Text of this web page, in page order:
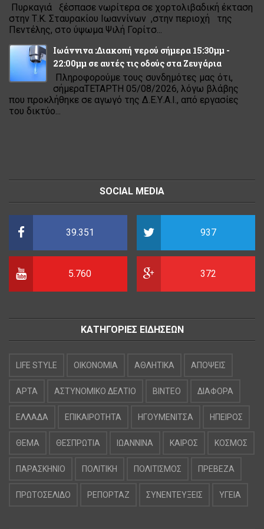
Πυρκαγιά ξέσπασε νωρίτερα σε χορτολιβαδική έκταση
στην Τ.Κ. Σταυρακίου Ιωαννίνων ,στην περιοχή της
Πεντέλης, στο ύψωμα Ψιλή Γορίτσ...
Ιωάννινα :Διακοπή νερού σήμερα 15:30μμ -
22:00μμ σε αυτές τις οδούς στα Ζευγάρια
Πληροφορούμε τους συνδημότες μας ότι,
σήμεραΤΕΤΑΡΤΗ 05/08/2026, λόγω βλάβης
που προκλήθηκε σε αγωγό της Δ.Ε.Υ.Α.Ι., από εργασίες
του δικτύο...
SOCIAL MEDIA
39.351 937
5.760 372
ΚΑΤΗΓΟΡΙΕΣ ΕΙΔΗΣΕΩΝ
LIFE STYLE OIKONOMIA ΑΘΛΗΤΙΚΑ ΑΠΟΨΕΙΣ
ΑΡΤΑ ΑΣΤΥΝΟΜΙΚΟ ΔΕΛΤΙΟ ΒΙΝΤΕΟ ΔΙΑΦΟΡΑ
ΕΛΛΑΔΑ ΕΠΙΚΑΙΡΟΤΗΤΑ ΗΓΟΥΜΕΝΙΤΣΑ ΗΠΕΙΡΟΣ
ΘΕΜΑ ΘΕΣΠΡΩΤΙΑ ΙΩΑΝΝΙΝΑ ΚΑΙΡΟΣ ΚΟΣΜΟΣ
ΠΑΡΑΣΚΗΝΙΟ ΠΟΛΙΤΙΚΗ ΠΟΛΙΤΙΣΜΟΣ ΠΡΕΒΕΖΑ
ΠΡΩΤΟΣΕΛΙΔΟ ΡΕΠΟΡΤΑΖ ΣΥΝΕΝΤΕΥΞΕΙΣ ΥΓΕΙΑ